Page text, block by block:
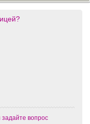
задайте вопрос